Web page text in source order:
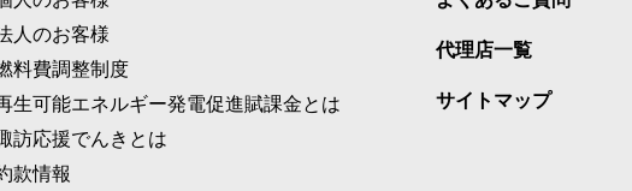
人のお客様
料費調整制度
生可能エネルギー発電促進賦課金とは
訪応援でんきとは
款情報
代理店一覧
サイトマップ